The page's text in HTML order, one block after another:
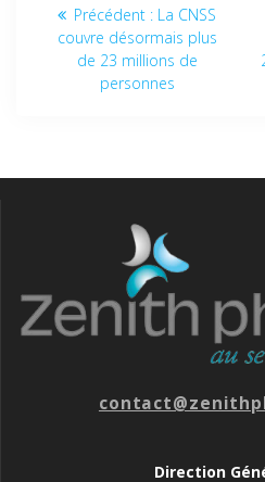
Précédent : La CNSS
couvre désormais plus
de 23 millions de
personnes
Direction